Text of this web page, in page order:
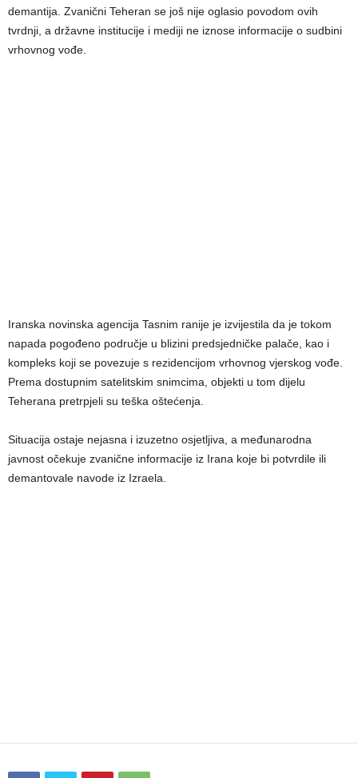
demantija. Zvanični Teheran se još nije oglasio povodom ovih
tvrdnji, a državne institucije i mediji ne iznose informacije o sudbini
vrhovnog vođe.
Iranska novinska agencija Tasnim ranije je izvijestila da je tokom
napada pogođeno područje u blizini predsjedničke palače, kao i
kompleks koji se povezuje s rezidencijom vrhovnog vjerskog vođe.
Prema dostupnim satelitskim snimcima, objekti u tom dijelu
Teherana pretrpjeli su teška oštećenja.
Situacija ostaje nejasna i izuzetno osjetljiva, a međunarodna
javnost očekuje zvanične informacije iz Irana koje bi potvrdile ili
demantovale navode iz Izraela.